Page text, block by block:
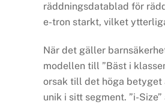
räddningsdatablad för
e-tron starkt, vilket
När det gäller
modellen till ”Bäst i
orsak till det höga betyget
unik i sitt segment. ”i-